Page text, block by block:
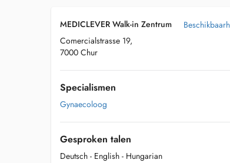
MEDICLEVER Walk-in Zentrum
Comercialstrasse 19,
7000 Chur
Specialismen
Gynaecoloog
Gesproken talen
Deutsch - English - Hungarian